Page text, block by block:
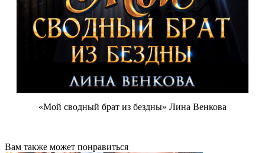
«Мой сводный брат из бездны» Лина Венкова
Вам также может понравиться